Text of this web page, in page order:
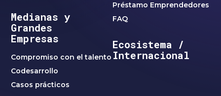
Medianas y
Grandes
Empresas
Compromiso con el talento
Codesarrollo
Casos prácticos
Préstamo Emprendedores
FAQ
Ecosistema /
Internacional